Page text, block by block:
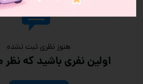
هنوز نظری ثبت نشده
اولین نفری باشید که